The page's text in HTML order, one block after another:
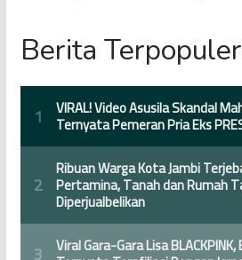
Berita Terpopuler